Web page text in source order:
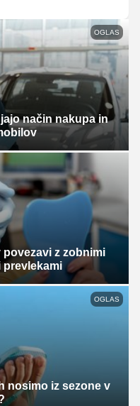
OGLAS
način nakupa in
z zobnimi
prevlekami
OGLAS
nosimo iz sezone v